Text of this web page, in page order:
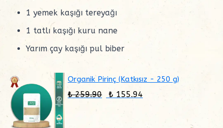
1 yemek kaşığı tereyağı
1 tatlı kaşığı kuru nane
Yarım çay kaşığı pul biber
Organik Pirinç (Katkısız - 250 g)
₺ 259.90 ₺ 155.94